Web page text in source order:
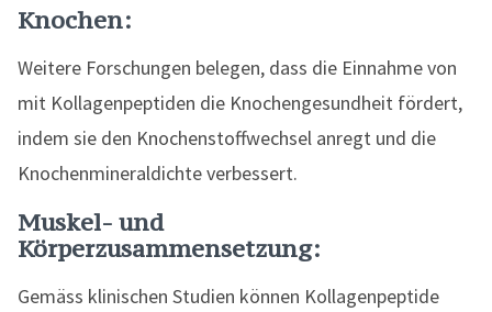
Knochen:
Weitere Forschungen belegen, dass die Einnahme von
mit Kollagenpeptiden die Knochengesundheit fördert,
indem sie den Knochenstoffwechsel anregt und die
Knochenmineraldichte verbessert.
Muskel- und
Körperzusammensetzung:
Gemäss klinischen Studien können Kollagenpeptide